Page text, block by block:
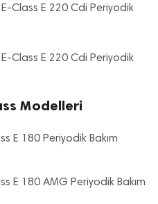
Class E 220 Cdi Periyodik
Class E 220 Cdi Periyodik
Modelleri
E 180 Periyodik Bakım
E 180 AMG Periyodik Bakım